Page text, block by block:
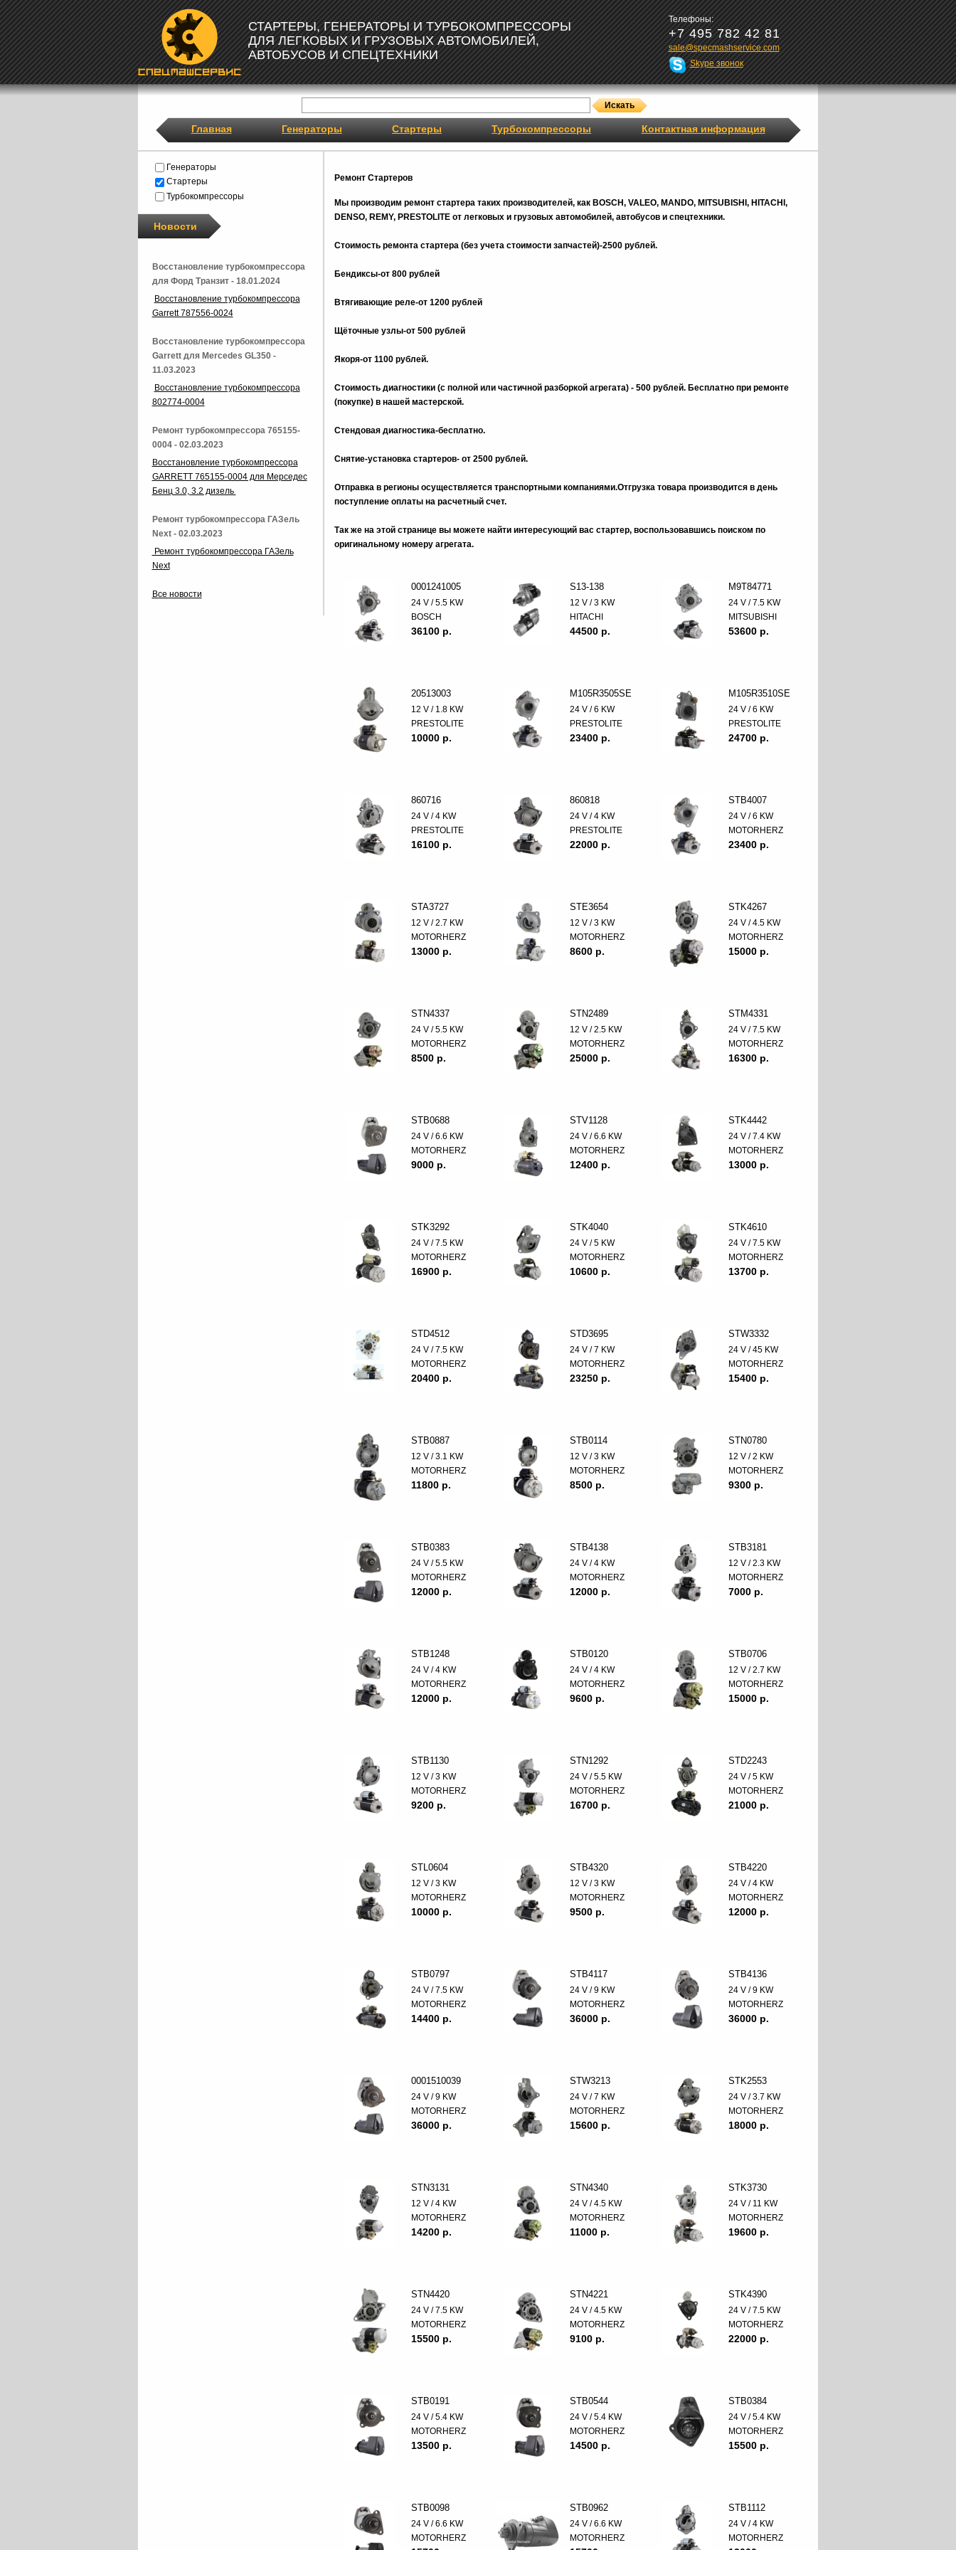
СТАРТЕРЫ, ГЕНЕРАТОРЫ И ТУРБОКОМПРЕССОРЫ
ДЛЯ ЛЕГКОВЫХ И ГРУЗОВЫХ АВТОМОБИЛЕЙ,
АВТОБУСОВ И СПЕЦТЕХНИКИ
Телефоны:
+7 495 782 42 81
sale@specmashservice.com
Skype звонок
Главная Генераторы Стартеры Турбокомпрессоры Контактная информация
Ремонт Стартеров
Мы производим ремонт стартера таких производителей, как BOSCH, VALEO, MANDO, MITSUBISHI, HITACHI,
DENSO, REMY, PRESTOLITE от легковых и грузовых автомобилей, автобусов и спецтехники.
Стоимость ремонта стартера (без учета стоимости запчастей)-2500 рублей.
Бендиксы-от 800 рублей
Втягивающие реле-от 1200 рублей
Щёточные узлы-от 500 рублей
Якоря-от 1100 рублей.
Стоимость диагностики (с полной или частичной разборкой агрегата) - 500 рублей. Бесплатно при ремонте
(покупке) в нашей мастерской.
Стендовая диагностика-бесплатно.
Снятие-установка стартеров- от 2500 рублей.
Отправка в регионы осуществляется транспортными компаниями.Отгрузка товара производится в день
поступление оплаты на расчетный счет.
Так же на этой странице вы можете найти интересующий вас стартер, воспользовавшись поиском по
оригинальному номеру агрегата.
0001241005
24 V / 5.5 KW
BOSCH
36100 p.
S13-138
12 V / 3 KW
HITACHI
44500 p.
M9T84771
24 V / 7.5 KW
MITSUBISHI
53600 p.
20513003
12 V / 1.8 KW
PRESTOLITE
10000 p.
M105R3505SE
24 V / 6 KW
PRESTOLITE
23400 p.
M105R3510SE
24 V / 6 KW
PRESTOLITE
24700 p.
860716
24 V / 4 KW
PRESTOLITE
16100 p.
860818
24 V / 4 KW
PRESTOLITE
22000 p.
STB4007
24 V / 6 KW
MOTORHERZ
23400 p.
STA3727
12 V / 2.7 KW
MOTORHERZ
13000 p.
STE3654
12 V / 3 KW
MOTORHERZ
8600 p.
STK4267
24 V / 4.5 KW
MOTORHERZ
15000 p.
STN4337
24 V / 5.5 KW
MOTORHERZ
8500 p.
STN2489
12 V / 2.5 KW
MOTORHERZ
25000 p.
STM4331
24 V / 7.5 KW
MOTORHERZ
16300 p.
STB0688
24 V / 6.6 KW
MOTORHERZ
9000 p.
STV1128
24 V / 6.6 KW
MOTORHERZ
12400 p.
STK4442
24 V / 7.4 KW
MOTORHERZ
13000 p.
STK3292
24 V / 7.5 KW
MOTORHERZ
16900 p.
STK4040
24 V / 5 KW
MOTORHERZ
10600 p.
STK4610
24 V / 7.5 KW
MOTORHERZ
13700 p.
STD4512
24 V / 7.5 KW
MOTORHERZ
20400 p.
STD3695
24 V / 7 KW
MOTORHERZ
23250 p.
STW3332
24 V / 45 KW
MOTORHERZ
15400 p.
STB0887
12 V / 3.1 KW
MOTORHERZ
11800 p.
STB0114
12 V / 3 KW
MOTORHERZ
8500 p.
STN0780
12 V / 2 KW
MOTORHERZ
9300 p.
STB0383
24 V / 5.5 KW
MOTORHERZ
12000 p.
STB4138
24 V / 4 KW
MOTORHERZ
12000 p.
STB3181
12 V / 2.3 KW
MOTORHERZ
7000 p.
STB1248
24 V / 4 KW
MOTORHERZ
12000 p.
STB0120
24 V / 4 KW
MOTORHERZ
9600 p.
STB0706
12 V / 2.7 KW
MOTORHERZ
15000 p.
STB1130
12 V / 3 KW
MOTORHERZ
9200 p.
STN1292
24 V / 5.5 KW
MOTORHERZ
16700 p.
STD2243
24 V / 5 KW
MOTORHERZ
21000 p.
STL0604
12 V / 3 KW
MOTORHERZ
10000 p.
STB4320
12 V / 3 KW
MOTORHERZ
9500 p.
STB4220
24 V / 4 KW
MOTORHERZ
12000 p.
STB0797
24 V / 7.5 KW
MOTORHERZ
14400 p.
STB4117
24 V / 9 KW
MOTORHERZ
36000 p.
STB4136
24 V / 9 KW
MOTORHERZ
36000 p.
0001510039
24 V / 9 KW
MOTORHERZ
36000 p.
STW3213
24 V / 7 KW
MOTORHERZ
15600 p.
STK2553
24 V / 3.7 KW
MOTORHERZ
18000 p.
STN3131
12 V / 4 KW
MOTORHERZ
14200 p.
STN4340
24 V / 4.5 KW
MOTORHERZ
11000 p.
STK3730
24 V / 11 KW
MOTORHERZ
19600 p.
STN4420
24 V / 7.5 KW
MOTORHERZ
15500 p.
STN4221
24 V / 4.5 KW
MOTORHERZ
9100 p.
STK4390
24 V / 7.5 KW
MOTORHERZ
22000 p.
STB0191
24 V / 5.4 KW
MOTORHERZ
13500 p.
STB0544
24 V / 5.4 KW
MOTORHERZ
14500 p.
STB0384
24 V / 5.4 KW
MOTORHERZ
15500 p.
STB0098
24 V / 6.6 KW
MOTORHERZ
STB0962
24 V / 6.6 KW
MOTORHERZ
STB1112
24 V / 4 KW
MOTORHERZ
Генераторы
Стартеры
Турбокомпрессоры
Новости
Восстановление турбокомпрессора
для Форд Транзит - 18.01.2024
Восстановление турбокомпрессора
Garrett 787556-0024
Восстановление турбокомпрессора
Garrett для Mercedes GL350 -
11.03.2023
Восстановление турбокомпрессора
802774-0004
Ремонт турбокомпрессора 765155-
0004 - 02.03.2023
Восстановление турбокомпрессора
GARRETT 765155-0004 для Мерседес
Бенц 3.0, 3.2 дизель
Ремонт турбокомпрессора ГАЗель
Next - 02.03.2023
Ремонт турбокомпрессора ГАЗель
Next
Все новости